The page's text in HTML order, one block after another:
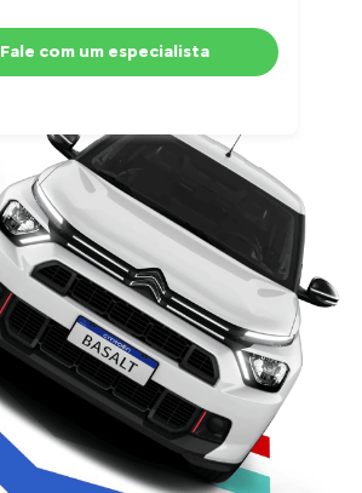
Fale com um especialista